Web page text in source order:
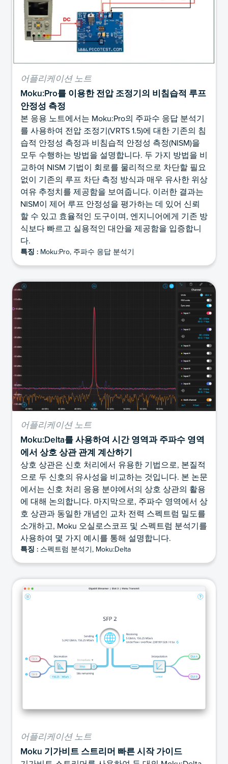
어플리케이션 노트
Moku:Pro를 이용한 전압 조정기의 비침습적 루프
안정성 측정
본 응용 노트에서는 Moku:Pro의 주파수 응답 분석기
를 사용하여 전압 조정기(VRTS 1.5)에 대한 기존의 침
습적 안정성 측정과 비침습적 안정성 측정(NISM)을
모두 수행하는 방법을 설명합니다. 두 가지 방법을 비
교하여 NISM 기법이 회로를 물리적으로 차단할 필요
없이 기존의 루프 차단 측정 방식과 매우 유사한 위상
여유 추정치를 제공함을 보여줍니다. 이러한 결과는
NISM이 제어 루프 안정성을 평가하는 데 있어 신뢰
할 수 있고 효율적인 도구이며, 엔지니어에게 기존 방
식보다 빠르고 실용적인 대안을 제공함을 입증합니
다.
특징 : Moku:Pro, 주파수 응답 분석기
어플리케이션 노트
Moku:Delta를 사용하여 시간 영역과 주파수 영역
에서 상호 상관 관계 계산하기
상호 상관은 신호 처리에서 유용한 기법으로, 본질적
으로 두 신호의 유사성을 비교하는 것입니다. 본 논문
에서는 신호 처리 응용 분야에서의 상호 상관의 활용
에 대해 논의합니다. 마지막으로, 주파수 영역에서 상
호 상관과 동일한 개념인 교차 전력 스펙트럼 밀도를
소개하고, Moku 오실로스코프 및 스펙트럼 분석기를
사용하여 몇 가지 예시를 통해 설명합니다.
특징 : 스펙트럼 분석기, Moku:Delta
어플리케이션 노트
Moku 기가비트 스트리머 빠른 시작 가이드